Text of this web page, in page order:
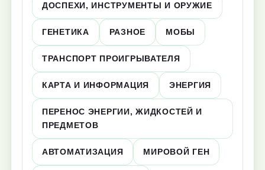
ДОСПЕХИ, ИНСТРУМЕНТЫ И ОРУЖИЕ
ГЕНЕТИКА РАЗНОЕ МОБЫ
ТРАНСПОРТ ПРОИГРЫВАТЕЛЯ
КАРТА И ИНФОРМАЦИЯ ЭНЕРГИЯ
ПЕРЕНОС ЭНЕРГИИ, ЖИДКОСТЕЙ И
ПРЕДМЕТОВ
АВТОМАТИЗАЦИЯ МИРОВОЙ ГЕН